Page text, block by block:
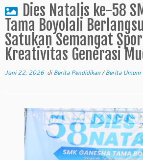
Dies Natalis ke-58
Tama Boyolali
Satukan Semangat
Kreativitas Generasi
Juni 22, 2026 diBerita Pendidikan/Berita Umum